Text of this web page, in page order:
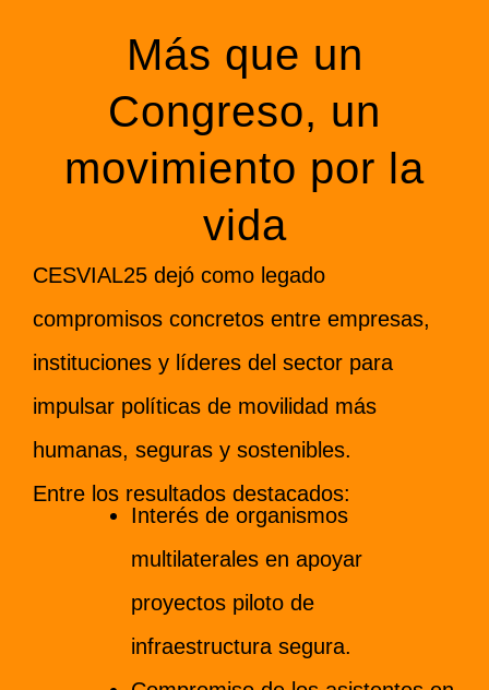
Más que un
Congreso, un
movimiento por la
vida
CESVIAL25 dejó como legado
compromisos concretos entre empresas,
instituciones y líderes del sector para
impulsar políticas de movilidad más
humanas, seguras y sostenibles.
Entre los resultados destacados:
Interés de organismos
multilaterales en apoyar
proyectos piloto de
infraestructura segura.